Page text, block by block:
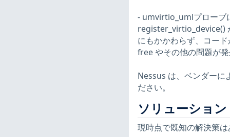
- umvirtio_umlプローブ
register_virtio_device()
にもかかわらず、コー
free やその他の問題が
Nessus は、ベンダーに
ださい。
ソリューション
現時点で既知の解決策